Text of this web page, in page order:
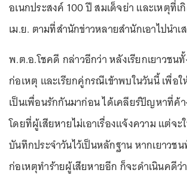
อเนกประสงค์ 100 ปี สมเด็จย่า และเหตุที่เ
เม.ย. ตามที่สำนักข่าวหลายสำนักเอาไปนำ
พ.ต.อ.โชคดี กล่าวอีกว่า หลังเรียกเยาวชน
ก่อเหตุ และเรียกคู่กรณีเข้าพบในวันนี้ เพื่อ
เป็นเพื่อนรักกันมาก่อน ได้เคลียร์ปัญหาที่ค้
โดยที่ผู้เสียหายไม่เอาเรื่องแจ้งความ แต่จ
บันทึกประจำวันไว้เป็นหลักฐาน หากเยาวช
ก่อเหตุทำร้ายผู้เสียหายอีก ก็จะดำเนินคดีว่